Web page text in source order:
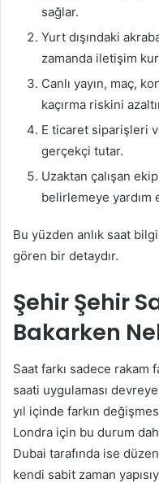
sağlar.
Yurt dışındaki
zamanda iletişim
Canlı yayın, maç,
kaçırma riskini
E ticaret siparişleri
gerçekçi tutar.
Uzaktan çalışan
belirlemeye yardım
Bu yüzden anlık saat
gören bir detaydır.
Şehir Şehir
Bakarken
Saat farkı sadece rakam
saati uygulaması
yıl içinde farkın
Londra için bu durum
Dubai tarafında ise
kendi sabit zaman